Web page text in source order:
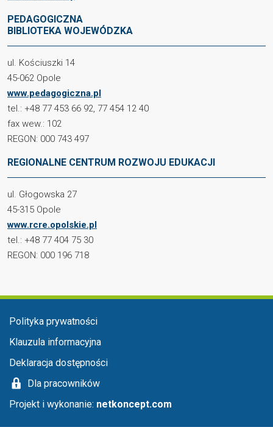
PEDAGOGICZNA
BIBLIOTEKA WOJEWÓDZKA
ul. Kościuszki 14
45-062 Opole
www.pedagogiczna.pl
tel.: +48 77 453 66 92, 77 454 12 40
fax wew.: 102
REGON: 000 743 497
REGIONALNE CENTRUM ROZWOJU EDUKACJI
ul. Głogowska 27
45-315 Opole
www.rcre.opolskie.pl
tel.: +48 77 404 75 30
REGON: 000 196 718
Menu stopka
Polityka prywatności
Klauzula informacyjna
Deklaracja dostępności
Dla pracowników
Projekt i wykonanie: netkoncept.com